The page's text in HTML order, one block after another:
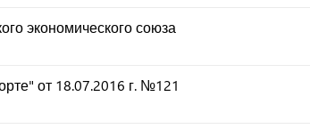
экономического союза
от 18.07.2016 г. №121